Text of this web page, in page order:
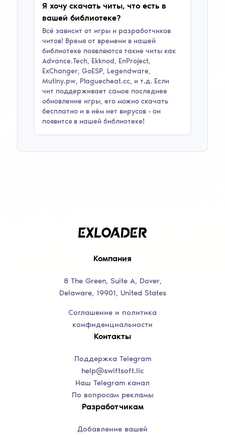
Я хочу скачать читы, что есть в
вашей библиотеке?
Всё зависит от игры и разработчиков
читов! Время от времени в нашей
библиотеке появляются такие читы как
Advance.Tech, Ekknod, EnProject,
ExChanger, GoESP, Legendware,
Mutiny.pw, Plaguecheat.cc, и т.д. Если
чит поддерживает самое последнее
обновление игры, его можно скачать
бесплатно и в нём нет вирусов - он
появится в нашей библиотеке!
Компания
8 The Green, Suite A, Dover,
Delaware, 19901, United States
Соглашение и политика
конфиденциальности
Контакты
Поддержка Telegram
help@swiftsoft.llc
Наш Telegram канал
По вопросам рекламы
Разработчикам
Добавление вашей